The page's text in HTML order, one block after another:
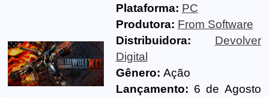
Plataforma: PC
Produtora: From Software
Distribuidora:
Devolver
Digital
Gênero: Ação
Lançamento: 6 de Agosto